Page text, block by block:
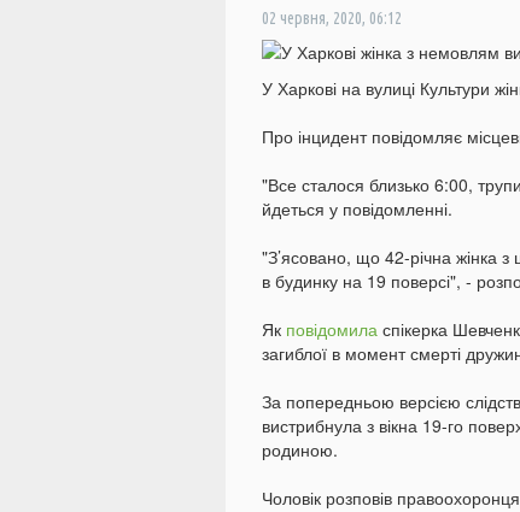
02 червня, 2020, 06:12
У Харкові на вулиці Культури
Про інцидент повідомляє
"Все сталося близько 6:00,
йдеться у повідомленні.
"З’ясовано, що 42-річна жінка
в будинку на 19 поверсі", -
Як повідомила спікерка
загиблої в момент смерті
За попередньою версією
вистрибнула з вікна 19-го
родиною.
Чоловік розповів